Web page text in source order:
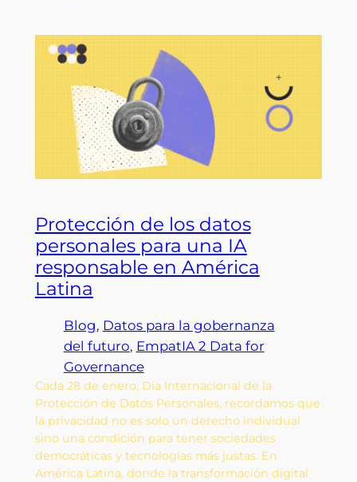
Protección de los datos
personales para una IA
responsable en América
Latina
Blog, Datos para la gobernanza
del futuro, EmpatIA 2 Data for
Governance
Cada 28 de enero, Día Internacional de la
Protección de Datos Personales, recordamos que
la privacidad no es solo un derecho individual
sino una condición para tener sociedades
democráticas y tecnologías más justas. En
América Latina, donde la transformación digital